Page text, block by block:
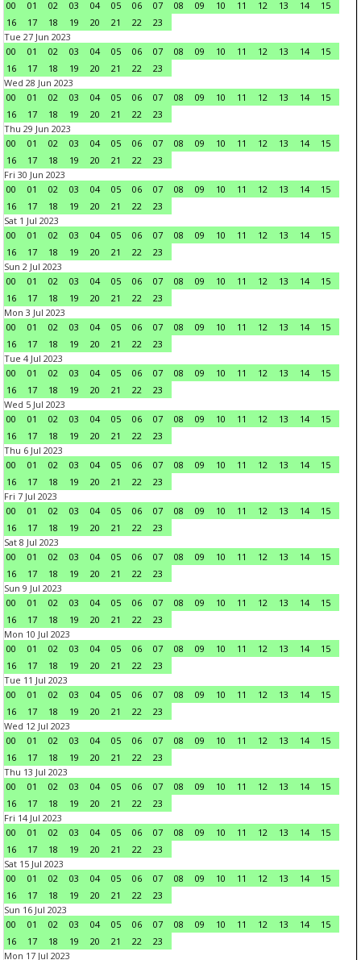
00
01 02 03 04 05 06 07 08 09 10 11 12 13 14
15
16
17 18 19 20 21 22
23
Tue 27 Jun 2023
00
01 02 03 04 05 06 07 08 09 10 11 12 13 14
15
16
17 18 19 20 21 22
23
Wed 28 Jun 2023
00
01 02 03 04 05 06 07 08 09 10 11 12 13 14
15
16
17 18 19 20 21 22
23
Thu 29 Jun 2023
00
01 02 03 04 05 06 07 08 09 10 11 12 13 14
15
16
17 18 19 20 21 22
23
Fri 30 Jun 2023
00
01 02 03 04 05 06 07 08 09 10 11 12 13 14
15
16
17 18 19 20 21 22
23
Sat 1 Jul 2023
00
01 02 03 04 05 06 07 08 09 10 11 12 13 14
15
16
17 18 19 20 21 22
23
Sun 2 Jul 2023
00
01 02 03 04 05 06 07 08 09 10 11 12 13 14
15
16
17 18 19 20 21 22
23
Mon 3 Jul 2023
00
01 02 03 04 05 06 07 08 09 10 11 12 13 14
15
16
17 18 19 20 21 22
23
Tue 4 Jul 2023
00
01 02 03 04 05 06 07 08 09 10 11 12 13 14
15
16
17 18 19 20 21 22
23
Wed 5 Jul 2023
00
01 02 03 04 05 06 07 08 09 10 11 12 13 14
15
16
17 18 19 20 21 22
23
Thu 6 Jul 2023
00
01 02 03 04 05 06 07 08 09 10 11 12 13 14
15
16
17 18 19 20 21 22
23
Fri 7 Jul 2023
00
01 02 03 04 05 06 07 08 09 10 11 12 13 14
15
16
17 18 19 20 21 22
23
Sat 8 Jul 2023
00
01 02 03 04 05 06 07 08 09 10 11 12 13 14
15
16
17 18 19 20 21 22
23
Sun 9 Jul 2023
00
01 02 03 04 05 06 07 08 09 10 11 12 13 14
15
16
17 18 19 20 21 22
23
Mon 10 Jul 2023
00
01 02 03 04 05 06 07 08 09 10 11 12 13 14
15
16
17 18 19 20 21 22
23
Tue 11 Jul 2023
00
01 02 03 04 05 06 07 08 09 10 11 12 13 14
15
16
17 18 19 20 21 22
23
Wed 12 Jul 2023
00
01 02 03 04 05 06 07 08 09 10 11 12 13 14
15
16
17 18 19 20 21 22
23
Thu 13 Jul 2023
00
01 02 03 04 05 06 07 08 09 10 11 12 13 14
15
16
17 18 19 20 21 22
23
Fri 14 Jul 2023
00
01 02 03 04 05 06 07 08 09 10 11 12 13 14
15
16
17 18 19 20 21 22
23
Sat 15 Jul 2023
00
01 02 03 04 05 06 07 08 09 10 11 12 13 14
15
16
17 18 19 20 21 22
23
Sun 16 Jul 2023
00
01 02 03 04 05 06 07 08 09 10 11 12 13 14
15
16
17 18 19 20 21 22
23
Mon 17 Jul 2023